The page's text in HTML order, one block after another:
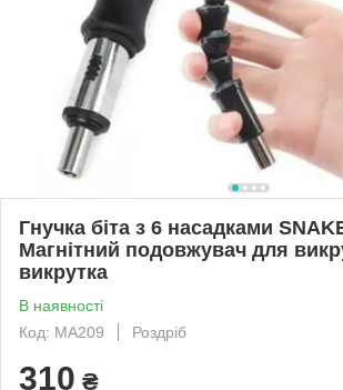
Гнучка біта з 6 насадками
Магнітний подовжувач для
викрутка
В наявності
Код: MA209
Роздріб
310 ₴